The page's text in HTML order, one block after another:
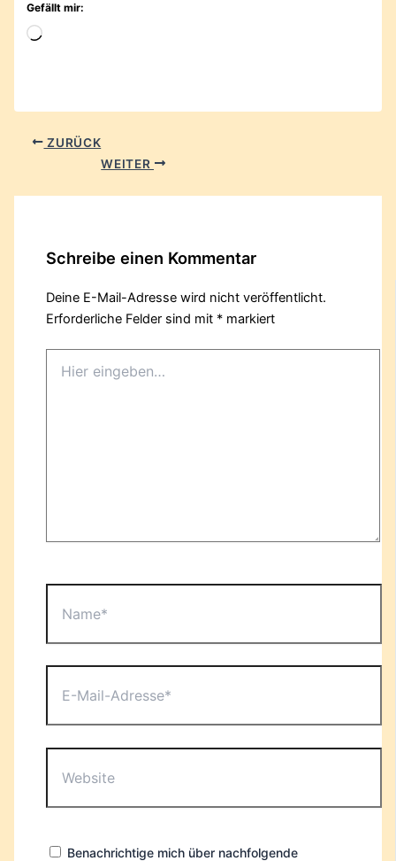
Gefällt mir:
Wird
ZURÜCK
WEITER
Schreibe einen Kommentar
Deine E-Mail-Adresse wird nicht veröffentlicht.
Erforderliche Felder sind mit * markiert
eingeben…
Mail-
Benachrichtige mich über nachfolgende